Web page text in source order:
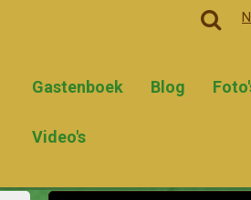
Gastenboek Blog
Video's